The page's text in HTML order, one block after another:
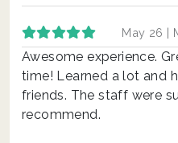
May 26 |
Awesome experience.
time! Learned a lot and
friends. The staff were
recommend.